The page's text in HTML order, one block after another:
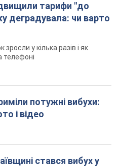
тарифи "до
деградувала: чи варто
у кілька разів і як
телефоні
потужні вибухи:
і відео
стався вибух у